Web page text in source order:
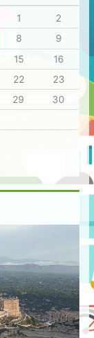
1
2
8
9
15
16
22
23
29
30